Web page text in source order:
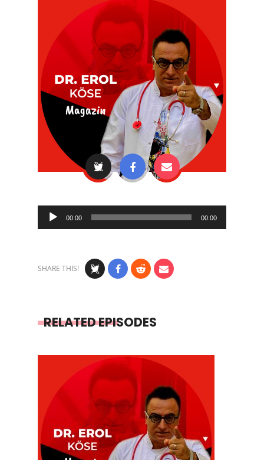
Audio
Player
00:00 00:00
SHARE THIS!
RELATED EPISODES